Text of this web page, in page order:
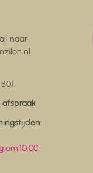
naar
afspraak
om 10:00